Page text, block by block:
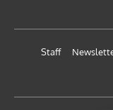
Staff